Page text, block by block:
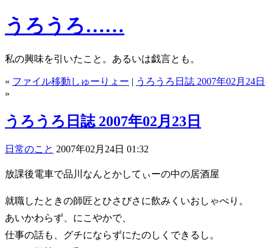
うろうろ……
私の興味を引いたこと。あるいは戯言とも。
« ファイル移動しゅーりょー | うろうろ日誌 2007年02月24日
»
うろうろ日誌 2007年02月23日
日常のこと 2007年02月24日 01:32
放課後電車で品川なんとかしてぃーの中の居酒屋
就職したときの師匠とひさびさに飲みくいおしゃべり。
あいかわらず、にこやかで、
仕事の話も、グチにならずにたのしくできるし。